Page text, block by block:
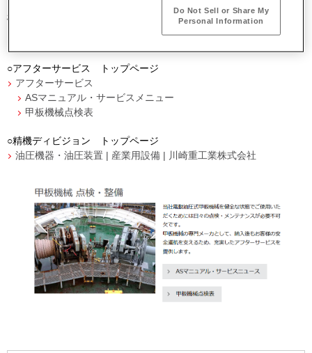
検に関する情報提供を継続的に充実させてまいります。ぜひ「アフ
ターサービス」ページ内の各資料ページをご活用ください。
○アフターサービス トップページ
アフターサービス
ASマニュアル・サービスメニュー
甲板機械点検表
○精機ディビジョン トップページ
油圧機器・油圧装置 | 産業用設備 | 川崎重工業株式会社
Do Not Sell or Share My
Personal Information